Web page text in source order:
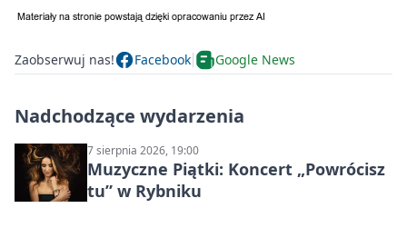
Zaobserwuj nas! Facebook Google News
Nadchodzące wydarzenia
7 sierpnia 2026, 19:00
Muzyczne Piątki: Koncert „Powrócisz
tu” w Rybniku